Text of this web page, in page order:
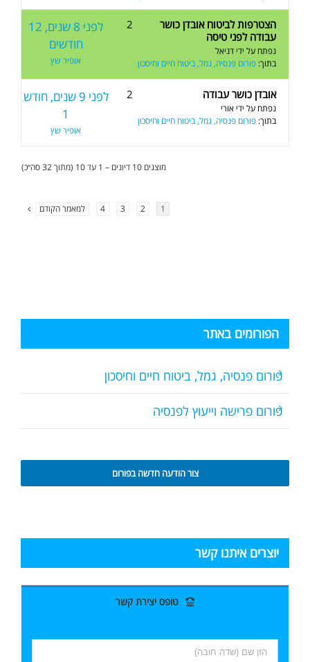
הצטרפות לביטוח אובדן כושר
עבודה לפני טיסה
נפתח על ידידניאל
בתוך: פורום פנסיה, גמל, ביטוח חיים וחיסכון
2
לפני 8 שנים, 12
חודשים
אופיר שץ
אובדן כושר עבודה
נפתח על ידיאורי
בתוך: פורום פנסיה, גמל, ביטוח חיים וחיסכון
2
לפני 9 שנים, חודש
1
אופיר שץ
מוצגים 10 דיונים – 1 עד 10 (מתוך 32 סה״כ)
1
2
3
4 למאמר הקודם
הפורומים באתר
פורום פנסיה, גמל, ביטוח חיים וחיסכון
פורום פרישה וייעוץ לפנסיה
צור הודעה חדשה בפורום
יוצרים איתנו קשר
טופס יצירת קשר